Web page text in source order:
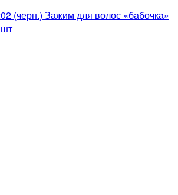
(черн.) Зажим для волос «бабочка»